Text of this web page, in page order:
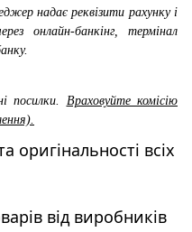
надає реквізити рахунку і
онлайн-банкінг, термінал
посилки. Враховуйте комісію
оригінальності всіх
від виробників